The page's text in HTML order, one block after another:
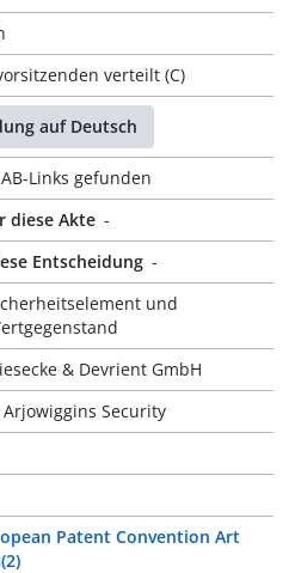
verteilt (C)
auf Deutsch
Links gefunden
diese Akte -
Entscheidung -
und
& Devrient GmbH
Arjowiggins Security
Patent Convention Art